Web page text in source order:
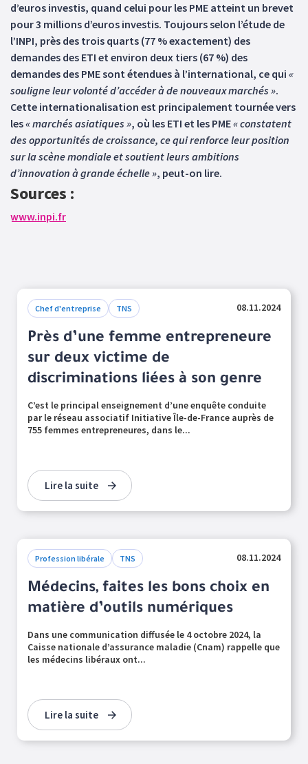
d’euros investis, quand celui pour les PME atteint un brevet
pour 3 millions d’euros investis. Toujours selon l’étude de
l’INPI, près des trois quarts (77 % exactement) des
demandes des ETI et environ deux tiers (67 %) des
demandes des PME sont étendues à l’international, ce qui «
souligne leur volonté d’accéder à de nouveaux marchés ».
Cette internationalisation est principalement tournée vers
les« marchés asiatiques », où les ETI et les PME« constatent
des opportunités de croissance, ce qui renforce leur position
sur la scène mondiale et soutient leurs ambitions
d’innovation à grande échelle », peut-on lire.
Sources :
www.inpi.fr
Chef d'entreprise TNS 08.11.2024
Près d’une femme entrepreneure
sur deux victime de
discriminations liées à son genre
C’est le principal enseignement d’une enquête conduite
par le réseau associatif Initiative Île-de-France auprès de
755 femmes entrepreneures, dans le...
Lire la suite
Profession libérale TNS 08.11.2024
Médecins, faites les bons choix en
matière d’outils numériques
Dans une communication diffusée le 4 octobre 2024, la
Caisse nationale d’assurance maladie (Cnam) rappelle que
les médecins libéraux ont...
Lire la suite